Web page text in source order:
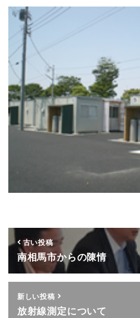
古い投稿
南相馬市からの陳情
新しい投稿
放射線測定について